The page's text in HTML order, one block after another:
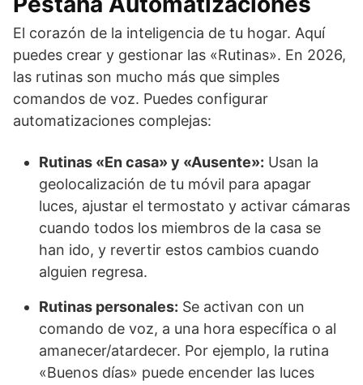
El corazón de la inteligencia de tu hogar. Aquí
puedes crear y gestionar las «Rutinas». En 2026,
las rutinas son mucho más que simples
comandos de voz. Puedes configurar
automatizaciones complejas:
Rutinas «En casa» y «Ausente»: Usan la
geolocalización de tu móvil para apagar
luces, ajustar el termostato y activar cámaras
cuando todos los miembros de la casa se
han ido, y revertir estos cambios cuando
alguien regresa.
Rutinas personales: Se activan con un
comando de voz, a una hora específica o al
amanecer/atardecer. Por ejemplo, la rutina
«Buenos días» puede encender las luces